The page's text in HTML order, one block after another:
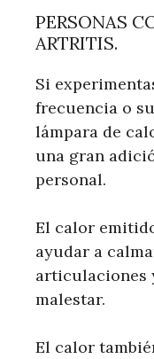
PERSONAS
ARTRITIS.
Si
frecuencia o
lámpara de
una gran
personal.
El calor
ayudar a
articulaciones
malestar.
El calor